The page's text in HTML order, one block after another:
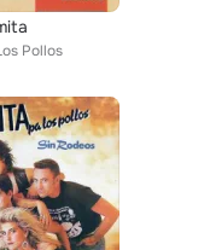
Pollos